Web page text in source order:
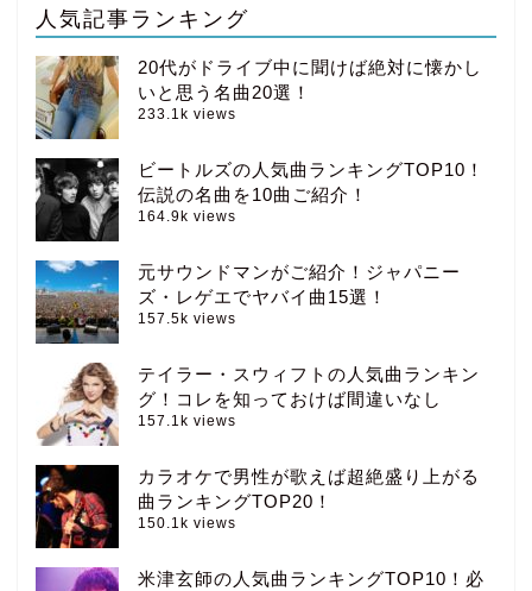
人気記事ランキング
20代がドライブ中に聞けば絶対に懐かし
いと思う名曲20選！
233.1k views
ビートルズの人気曲ランキングTOP10！
伝説の名曲を10曲ご紹介！
164.9k views
元サウンドマンがご紹介！ジャパニー
ズ・レゲエでヤバイ曲15選！
157.5k views
テイラー・スウィフトの人気曲ランキン
グ！コレを知っておけば間違いなし
157.1k views
カラオケで男性が歌えば超絶盛り上がる
曲ランキングTOP20！
150.1k views
米津玄師の人気曲ランキングTOP10！必